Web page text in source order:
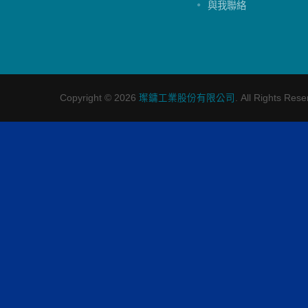
與我聯絡
Copyright © 2026 璨鏞工業股份有限公司 . All Rights